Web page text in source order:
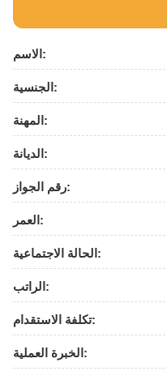
الاسم:
الجنسية:
المهنة:
الديانة:
رقم الجواز:
العمر:
الحالة الاجتماعية:
الراتب:
تكلفة الاستقدام:
الخبرة العملية: